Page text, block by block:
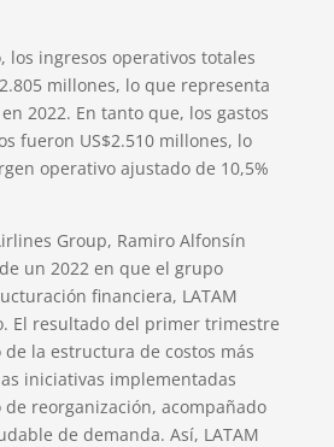
los ingresos operativos totales
millones, lo que representa
2022. En tanto que, los gastos
fueron US$2.510 millones, lo
operativo ajustado de 10,5%
Group, Ramiro Alfonsín
un 2022 en que el grupo
financiera, LATAM
El resultado del primer trimestre
la estructura de costos más
iniciativas implementadas
reorganización, acompañado
de demanda. Así, LATAM